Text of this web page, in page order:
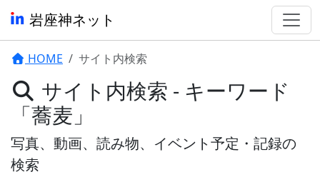
岩座神ネット
HOME サイト内検索
サイト内検索 - キーワード
「蕎麦」
写真、動画、読み物、イベント予定・記録の
検索